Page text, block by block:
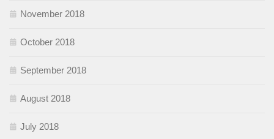
November 2018
October 2018
September 2018
August 2018
July 2018